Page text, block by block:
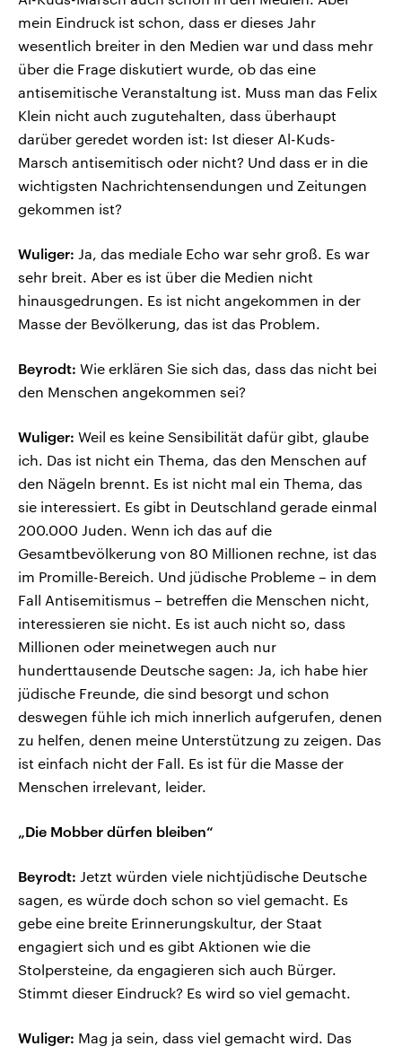
mein Eindruck ist schon, dass er dieses Jahr
wesentlich breiter in den Medien war und dass mehr
über die Frage diskutiert wurde, ob das eine
antisemitische Veranstaltung ist. Muss man das Felix
Klein nicht auch zugutehalten, dass überhaupt
darüber geredet worden ist: Ist dieser Al-Kuds-
Marsch antisemitisch oder nicht? Und dass er in die
wichtigsten Nachrichtensendungen und Zeitungen
gekommen ist?
Wuliger: Ja, das mediale Echo war sehr groß. Es war
sehr breit. Aber es ist über die Medien nicht
hinausgedrungen. Es ist nicht angekommen in der
Masse der Bevölkerung, das ist das Problem.
Beyrodt: Wie erklären Sie sich das, dass das nicht bei
den Menschen angekommen sei?
Wuliger: Weil es keine Sensibilität dafür gibt, glaube
ich. Das ist nicht ein Thema, das den Menschen auf
den Nägeln brennt. Es ist nicht mal ein Thema, das
sie interessiert. Es gibt in Deutschland gerade einmal
200.000 Juden. Wenn ich das auf die
Gesamtbevölkerung von 80 Millionen rechne, ist das
im Promille-Bereich. Und jüdische Probleme – in dem
Fall Antisemitismus – betreffen die Menschen nicht,
interessieren sie nicht. Es ist auch nicht so, dass
Millionen oder meinetwegen auch nur
hunderttausende Deutsche sagen: Ja, ich habe hier
jüdische Freunde, die sind besorgt und schon
deswegen fühle ich mich innerlich aufgerufen, denen
zu helfen, denen meine Unterstützung zu zeigen. Das
ist einfach nicht der Fall. Es ist für die Masse der
Menschen irrelevant, leider.
„Die Mobber dürfen bleiben“
Beyrodt: Jetzt würden viele nichtjüdische Deutsche
sagen, es würde doch schon so viel gemacht. Es
gebe eine breite Erinnerungskultur, der Staat
engagiert sich und es gibt Aktionen wie die
Stolpersteine, da engagieren sich auch Bürger.
Stimmt dieser Eindruck? Es wird so viel gemacht.
Wuliger: Mag ja sein, dass viel gemacht wird. Das